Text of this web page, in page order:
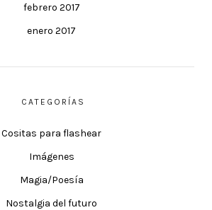
febrero 2017
enero 2017
CATEGORÍAS
Cositas para flashear
Imágenes
Magia/Poesía
Nostalgia del futuro